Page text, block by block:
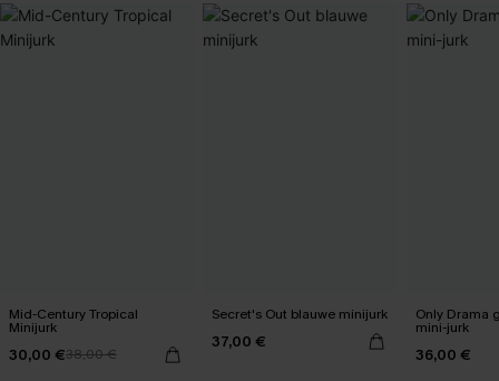
Mid-Century Tropical
Minijurk
30,00 €38,00 €
Secret's Out blauwe minijurk
37,00 €
Only Drama
mini-jurk
36,00 €